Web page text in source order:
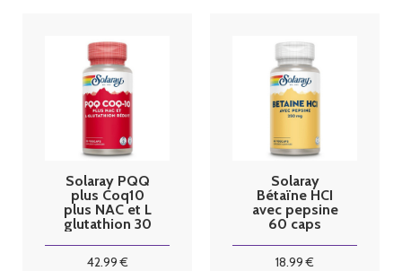
Solaray PQQ
plus Coq10
plus NAC et L
glutathion 30
42.99€
Solaray
Bétaïne HCI
avec pepsine
60 caps
18.99 €